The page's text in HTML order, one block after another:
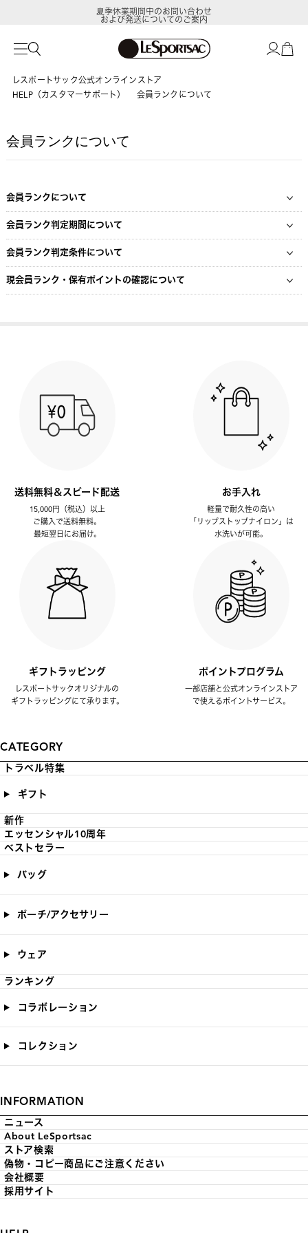
夏季休業期間中のお問い合わせ
および発送についてのご案内
レスポートサック公式オンラインストア
HELP（カスタマーサポート）
会員ランクについて
会員ランクについて
会員ランクについて
会員ランク判定期間について
会員ランク判定条件について
現会員ランク・保有ポイントの確認について
送料無料＆スピード配送
15,000円（税込）以上
ご購入で送料無料。
最短翌日にお届け。
お手入れ
軽量で耐久性の高い
「リップストップナイロン」は
水洗いが可能。
ギフトラッピング
レスポートサックオリジナルの
ギフトラッピングにて承ります。
ポイントプログラム
一部店舗と公式オンラインストア
で使えるポイントサービス。
CATEGORY
トラベル特集
ギフト
新作
エッセンシャル10周年
ベストセラー
バッグ
ポーチ/アクセサリー
ウェア
ランキング
コラボレーション
コレクション
INFORMATION
ニュース
About LeSportsac
ストア検索
偽物・コピー商品にご注意ください
会社概要
採用サイト